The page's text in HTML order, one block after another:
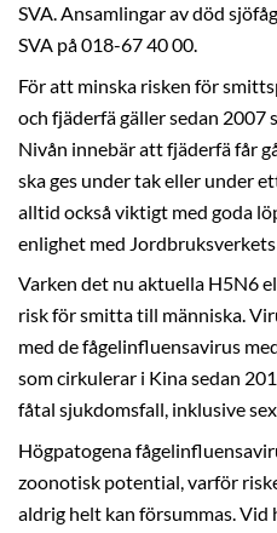
SVA. Ansamlingar av död
SVA på 018-67 40 00.
För att minska risken för
och fjäderfä gäller sedan 2007
Nivån innebär att fjäderfä får
ska ges under tak eller under
alltid också viktigt med goda
enlighet med
Varken det nu aktuella H5N6
risk för smitta till människa.
med de fågelinfluensavirus
som cirkulerar i Kina sedan
fåtal sjukdomsfall, inklusive
Högpatogena
zoonotisk potential, varför
aldrig helt kan försummas.